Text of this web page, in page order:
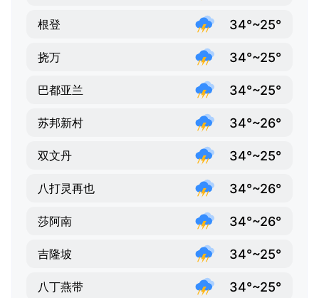
根登 34°~25°
挠万 34°~25°
巴都亚兰 34°~25°
苏邦新村 34°~26°
双文丹 34°~25°
八打灵再也 34°~26°
莎阿南 34°~26°
吉隆坡 34°~25°
八丁燕带 34°~25°